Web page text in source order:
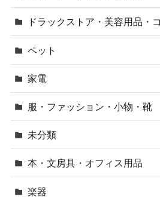
ドラックストア・美容用品・
ペット
家電
服・ファッション・小物・靴
未分類
本・文房具・オフィス用品
楽器